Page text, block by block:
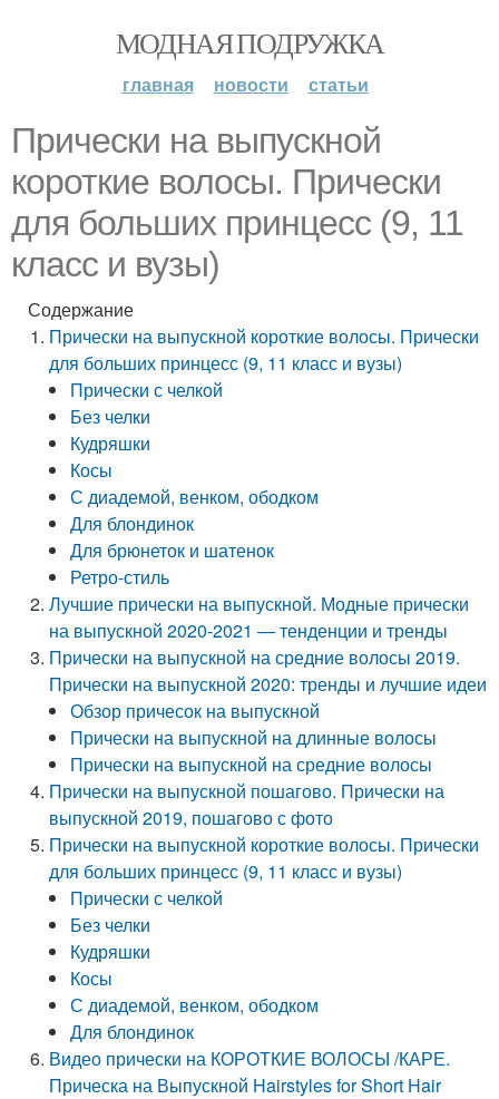
МОДНАЯ ПОДРУЖКА
главная новости статьи
Прически на выпускной
короткие волосы. Прически
для больших принцесс (9, 11
класс и вузы)
Содержание
Прически на выпускной короткие волосы. Прически
для больших принцесс (9, 11 класс и вузы)
Прически с челкой
Без челки
Кудряшки
Косы
С диадемой, венком, ободком
Для блондинок
Для брюнеток и шатенок
Ретро-стиль
Лучшие прически на выпускной. Модные прически
на выпускной 2020-2021 — тенденции и тренды
Прически на выпускной на средние волосы 2019.
Прически на выпускной 2020: тренды и лучшие идеи
Обзор причесок на выпускной
Прически на выпускной на длинные волосы
Прически на выпускной на средние волосы
Прически на выпускной пошагово. Прически на
выпускной 2019, пошагово с фото
Прически на выпускной короткие волосы. Прически
для больших принцесс (9, 11 класс и вузы)
Прически с челкой
Без челки
Кудряшки
Косы
С диадемой, венком, ободком
Для блондинок
Видео прически на КОРОТКИЕ ВОЛОСЫ /КАРЕ.
Прическа на Выпускной Hairstyles for Short Hair